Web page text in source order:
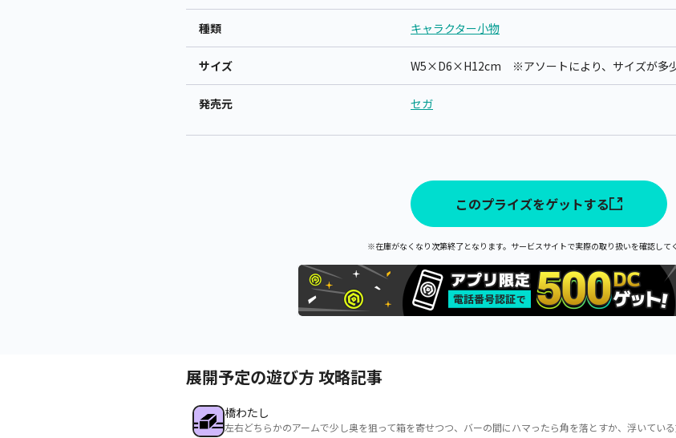
種類 キャラクター小物
サイズ W5×D6×H12cm ※アソートにより、サイズが多少
発売元 セガ
このプライズをゲットする
※在庫がなくなり次第終了となります。サービスサイトで実際の取り扱いを確認して
展開予定の遊び方 攻略記事
橋わたし
左右どちらかのアームで少し奥を狙って箱を寄せつつ、バーの間にハマったら角を落とすか、浮いてい